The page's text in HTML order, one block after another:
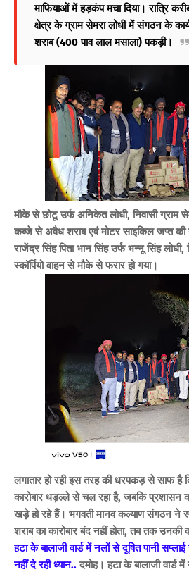
माफियाओं में हड़कंप मचा दिया। रात्रि
क्षेत्र के ग्राम सेमरा लोधी में संगठन के
शराब (400 पाव लाल मसाला) पकड़ी।
मौके से छोटू उर्फ अनिकेत लोधी, निवासी
कब्जे से अवैध शराब एवं मोटर साइकिल जप्त की
राजेंद्र सिंह पिता भान सिंह उर्फ भन्नू सिंह लोधी,
स्कॉर्पियो वाहन से मौके से फरार हो गया।
लगातार हो रही इस तरह की धरपकड़ से साफ है
कारोबार धड़ल्ले से चल रहा है, जबकि प्रशासन
खड़े हो रहे हैं। भगवती मानव कल्याण संगठन ने
शराब का कारोबार बंद नहीं होता, तब तक उनकी
हटा के बालाजी वार्ड में नलों से दूषित पानी
नहीं दे रही ध्यान.. दमोह। हटा के बालाजी वार्ड